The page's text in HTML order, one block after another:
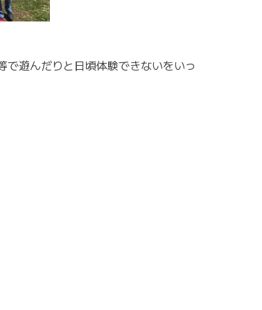
遊んだりと日頃体験できないをいっ